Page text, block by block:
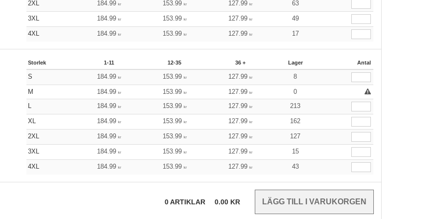
2XL 184.99kr 153.99 kr 127.99 kr 63
3XL 184.99kr 153.99 kr 127.99 kr 49
4XL 184.99kr 153.99 kr 127.99 kr 17
Storlek 1-11 12-35 36 + Lager Antal
S 184.99kr 153.99 kr 127.99 kr 8
M 184.99kr 153.99 kr 127.99 kr
0
L
184.99kr 153.99 kr 127.99 kr 213
XL 184.99kr 153.99 kr 127.99 kr 162
2XL 184.99kr 153.99 kr 127.99 kr 127
3XL 184.99kr 153.99 kr 127.99 kr 15
4XL 184.99kr 153.99 kr 127.99 kr 43
0ARTIKLAR 0.00 KR